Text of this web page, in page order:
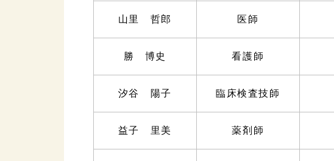
山里 哲郎 医師
勝 博史 看護師
汐谷 陽子 臨床検査技師
益子 里美 薬剤師